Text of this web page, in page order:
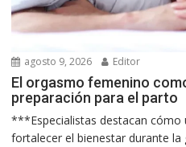
agosto 9, 2026 Editor
El orgasmo femenino
preparación para el parto
***Especialistas destacan cómo
fortalecer el bienestar durante